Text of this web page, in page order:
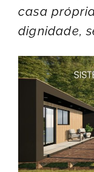
casa
dignidade,